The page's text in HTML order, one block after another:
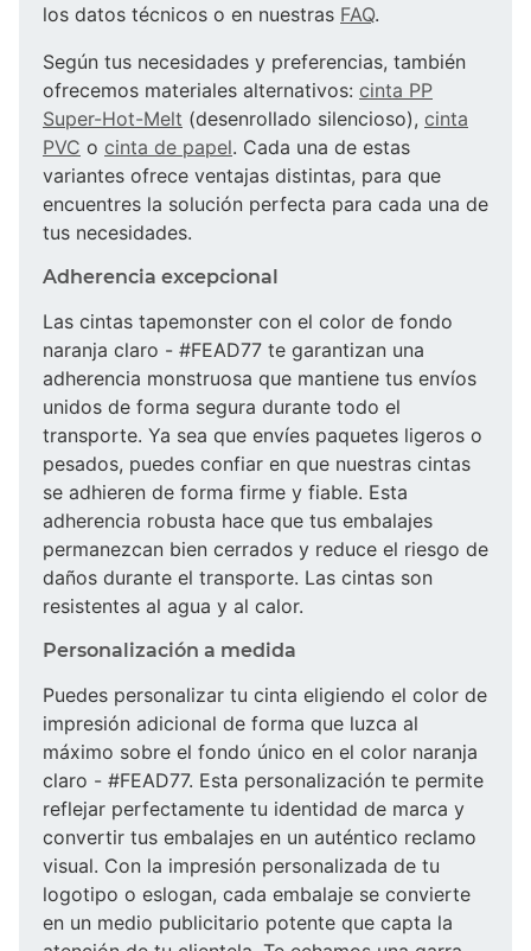
los datos técnicos o en nuestras FAQ.
Según tus necesidades y preferencias, también
ofrecemos materiales alternativos: cinta PP
Super-Hot-Melt (desenrollado silencioso), cinta
PVC o cinta de papel. Cada una de estas
variantes ofrece ventajas distintas, para que
encuentres la solución perfecta para cada una de
tus necesidades.
Adherencia excepcional
Las cintas tapemonster con el color de fondo
naranja claro - #FEAD77 te garantizan una
adherencia monstruosa que mantiene tus envíos
unidos de forma segura durante todo el
transporte. Ya sea que envíes paquetes ligeros o
pesados, puedes confiar en que nuestras cintas
se adhieren de forma firme y fiable. Esta
adherencia robusta hace que tus embalajes
permanezcan bien cerrados y reduce el riesgo de
daños durante el transporte. Las cintas son
resistentes al agua y al calor.
Personalización a medida
Puedes personalizar tu cinta eligiendo el color de
impresión adicional de forma que luzca al
máximo sobre el fondo único en el color naranja
claro - #FEAD77. Esta personalización te permite
reflejar perfectamente tu identidad de marca y
convertir tus embalajes en un auténtico reclamo
visual. Con la impresión personalizada de tu
logotipo o eslogan, cada embalaje se convierte
en un medio publicitario potente que capta la